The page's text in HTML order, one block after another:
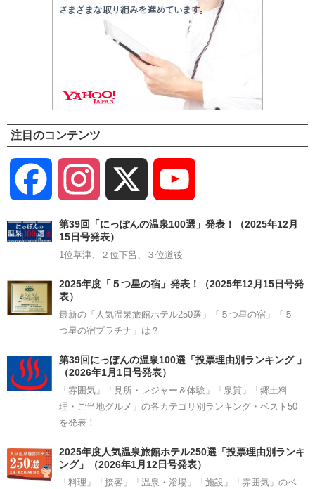
注目のコンテンツ
Facebook Instagram
Channel
第39回「にっぽんの温泉100選」発表！（2025年12月
15日号発表）
1位草津、２位下呂、３位道後
2025年度「５つ星の宿」発表！（2025年12月15日号発
表）
最新の「人気温泉旅館ホテル250選」「５つ星の宿」「５
つ星の宿プラチナ」は？
第39回にっぽんの温泉100選「投票理由別ランキング 」
（2026年1月1日号発表）
「雰囲気」「見所・レジャー＆体験」「泉質」「郷土料
理・ご当地グルメ」の各カテゴリ別ランキング・ベスト50
を発表！
2025年度人気温泉旅館ホテル250選「投票理由別ランキ
ング」（2026年1月12日号発表）
「料理」「接客」「温泉・浴場」「施設」「雰囲気」のベ